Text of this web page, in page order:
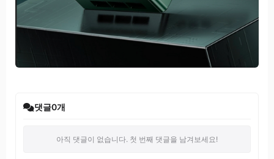
댓글0개
아직 댓글이 없습니다. 첫 번째 댓글을 남겨보세요!